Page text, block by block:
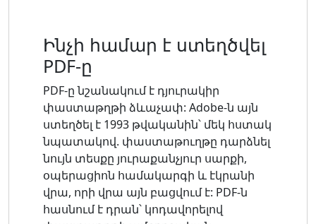
Ինչի համար է ստեղծվել
PDF-ը
PDF-ը նշանակում է դյուրակիր
փաստաթղթի ձևաչափ: Adobe-ն այն
ստեղծել է 1993 թվականին՝ մեկ հստակ
նպատակով. փաստաթուղթը դարձնել
նույն տեսքը յուրաքանչյուր սարքի,
օպերացիոն համակարգի և էկրանի
վրա, որի վրա այն բացվում է: PDF-ն
հասնում է դրան՝ կոդավորելով